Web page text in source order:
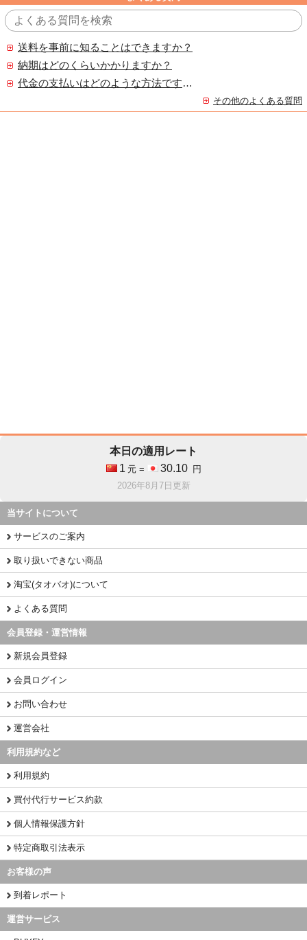
送料を事前に知ることはできますか？
納期はどのくらいかかりますか？
代金の支払いはどのような方法ですか？
その他のよくある質問
本日の適用レート
1 元 = 30.10
円
2026年8月7日更新
当サイトについて
サービスのご案内
取り扱いできない商品
淘宝(タオバオ)について
よくある質問
会員登録・運営情報
新規会員登録
会員ログイン
お問い合わせ
運営会社
利用規約など
利用規約
買付代行サービス約款
個人情報保護方針
特定商取引法表示
お客様の声
到着レポート
運営サービス